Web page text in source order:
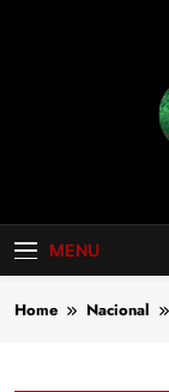
MENU
Home Nacional